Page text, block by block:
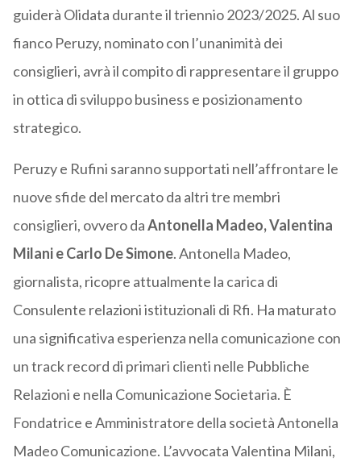
guiderà Olidata durante il triennio 2023/2025. Al suo
fianco Peruzy, nominato con l’unanimità dei
consiglieri, avrà il compito di rappresentare il gruppo
in ottica di sviluppo business e posizionamento
strategico.
Peruzy e Rufini saranno supportati nell’affrontare le
nuove sfide del mercato da altri tre membri
consiglieri, ovvero daAntonella Madeo, Valentina
Milani e Carlo De Simone. Antonella Madeo,
giornalista, ricopre attualmente la carica di
Consulente relazioni istituzionali di Rfi. Ha maturato
una significativa esperienza nella comunicazione con
un track record di primari clienti nelle Pubbliche
Relazioni e nella Comunicazione Societaria. È
Fondatrice e Amministratore della società Antonella
Madeo Comunicazione. L’avvocata Valentina Milani,